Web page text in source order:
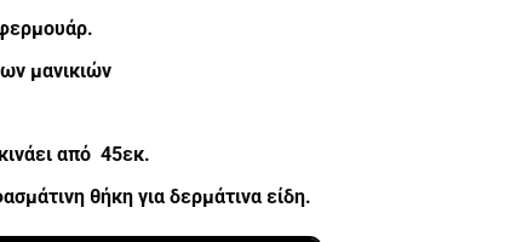
μανικιών
από 45εκ.
θήκη για δερμάτινα είδη.